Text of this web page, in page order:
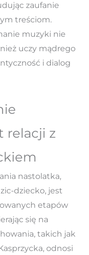
zaufanie
treściom.
muzyki nie
uczy mądrego
i dialog
relacji z
nastolatka,
dziecko, jest
etapów
się na
takich jak
odnosi